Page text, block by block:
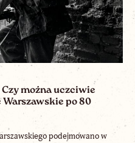
Czy można uczciwie
po 80
podejmowano w